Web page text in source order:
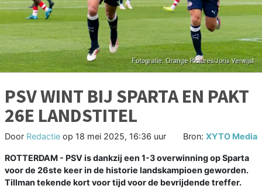
PSV WINT BIJ SPARTA EN PAKT
26E LANDSTITEL
Door Redactie op 18 mei 2025, 16:36 uur Bron: XYTO Media
ROTTERDAM - PSV is dankzij een 1-3 overwinning op Sparta
voor de 26ste keer in de historie landskampioen geworden.
Tillman tekende kort voor tijd voor de bevrijdende treffer.